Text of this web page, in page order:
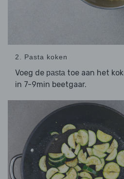
2. Pasta koken
Voeg de pasta toe aan het
in 7-9min beetgaar.